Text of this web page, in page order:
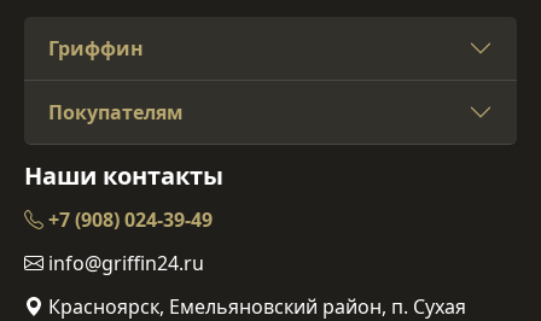
Гриффин
Покупателям
Наши контакты
+7 (908) 024-39-49
info@griffin24.ru
Красноярск, Емельяновский район, п. Сухая